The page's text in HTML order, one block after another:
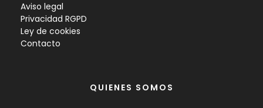
Aviso legal
Privacidad RGPD
Ley de cookies
Contacto
QUIENES SOMOS